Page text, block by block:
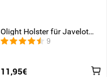
Olight Holster für Javelot
Pro Taschenlampe
9
11,95€